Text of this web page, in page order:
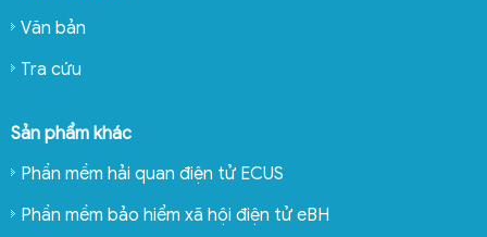
Văn bản
Tra cứu
Sản phẩm khác
Phần mềm hải quan điện tử ECUS
Phần mềm bảo hiểm xã hội điện tử eBH